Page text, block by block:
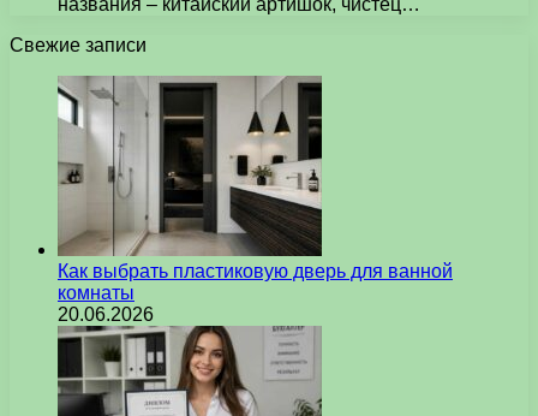
Свежие записи
Как выбрать пластиковую дверь для ванной
комнаты
20.06.2026